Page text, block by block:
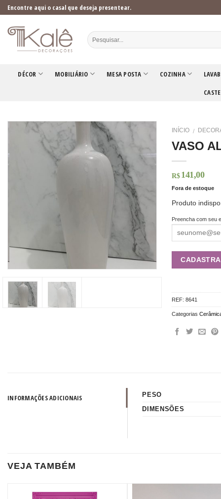
Skip
to
content
Encontre aqui o casal que deseja presentear.
DÉCOR MOBILIÁRIO MESA POSTA COZINHA
INÍCIO /
VASO
R$ 141,00
Fora de estoque
Produto
Preencha com seu
REF:8641
Categorias
INFORMAÇÕES ADICIONAIS
PESO
DIMENSÕES
VEJA TAMBÉM